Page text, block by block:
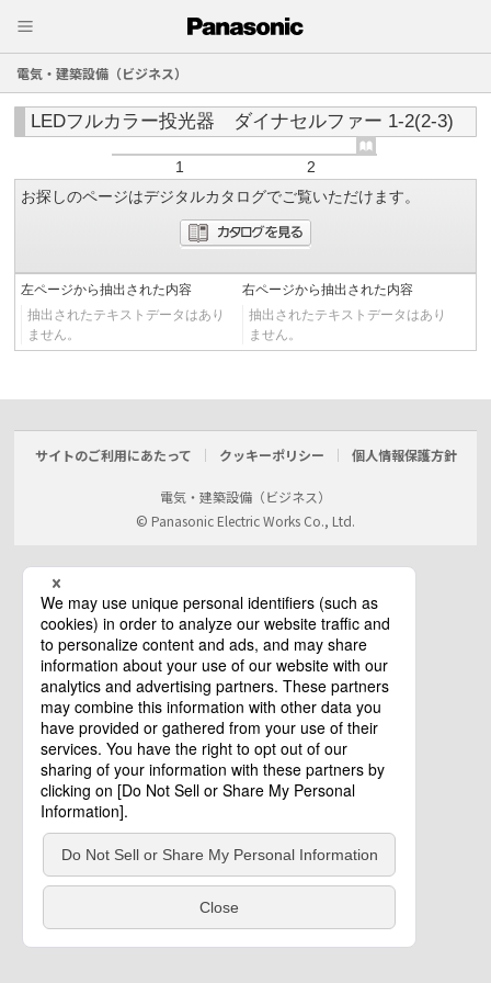
電気・建築設備（ビジネス）
LEDフルカラー投光器 ダイナセルファー 1-2(2-3)
1
2
お探しのページはデジタルカタログでご覧いただけます。
左ページから抽出された内容
抽出されたテキストデータはあり
ません。
右ページから抽出された内容
抽出されたテキストデータはあり
ません。
サイトのご利用にあたって クッキーポリシー 個人情報保護方針
電気・建築設備（ビジネス）
© Panasonic Electric Works Co., Ltd.